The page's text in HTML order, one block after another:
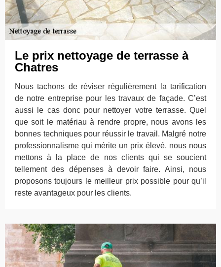
Le prix nettoyage de terrasse à
Chatres
Nous tachons de réviser régulièrement la tarification
de notre entreprise pour les travaux de façade. C’est
aussi le cas donc pour nettoyer votre terrasse. Quel
que soit le matériau à rendre propre, nous avons les
bonnes techniques pour réussir le travail. Malgré notre
professionnalisme qui mérite un prix élevé, nous nous
mettons à la place de nos clients qui se soucient
tellement des dépenses à devoir faire. Ainsi, nous
proposons toujours le meilleur prix possible pour qu’il
reste avantageux pour les clients.